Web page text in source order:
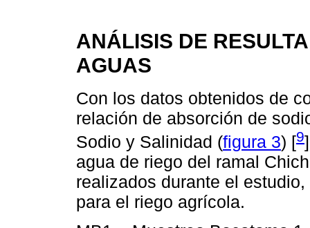
ANÁLISIS DE
AGUAS
Con los datos obtenidos de
relación de absorción de
Sodio y Salinidad (figura 3) [9
agua de riego del ramal
realizados durante el
para el riego agrícola.